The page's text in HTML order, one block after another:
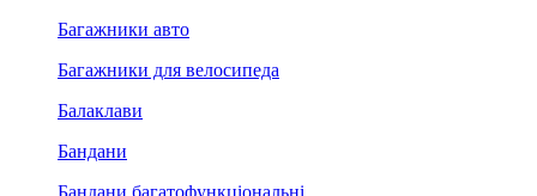
Багажники авто
Багажники для велосипеда
Балаклави
Бандани
Бандани багатофункціональні